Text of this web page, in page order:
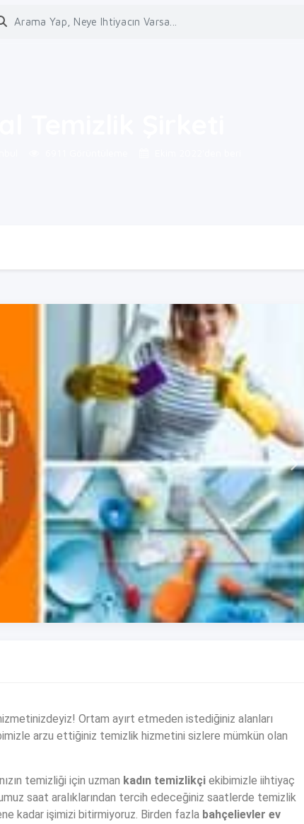
Ortam ayırt etmeden istediğiniz alanları
arzu ettiğiniz temizlik hizmetini sizlere mümkün olan
temizliği için uzman kadın temizlikçi ekibimizle iihtiyaç
saat aralıklarından tercih edeceğiniz saatlerde temizlik
kadar işimizi bitirmiyoruz. Birden fazla bahçelievler ev